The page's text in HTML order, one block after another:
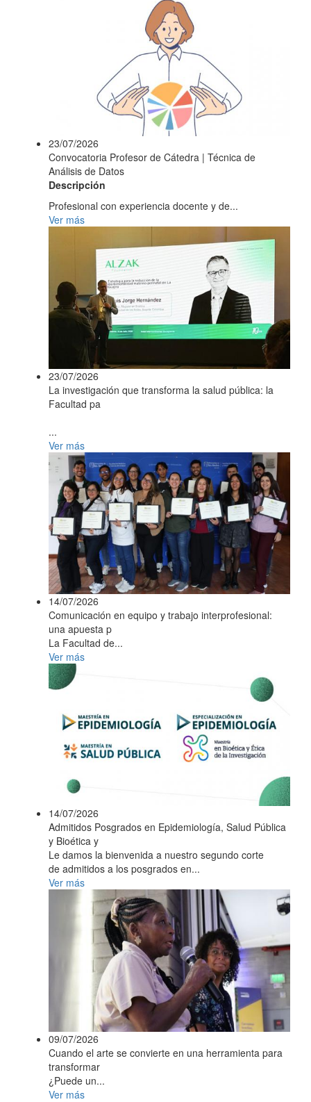
23/07/2026
Convocatoria Profesor de Cátedra | Técnica de
Análisis de Datos
Descripción
Profesional con experiencia docente y de...
Ver más
23/07/2026
La investigación que transforma la salud pública: la
Facultad pa
...
Ver más
14/07/2026
Comunicación en equipo y trabajo interprofesional:
una apuesta p
La Facultad de...
Ver más
14/07/2026
Admitidos Posgrados en Epidemiología, Salud Pública
y Bioética y
Le damos la bienvenida a nuestro segundo corte
de admitidos a los posgrados en...
Ver más
09/07/2026
Cuando el arte se convierte en una herramienta para
transformar
¿Puede un...
Ver más